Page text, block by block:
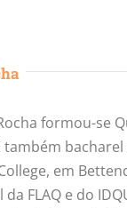
formou-se
também
em
FLAQ e do